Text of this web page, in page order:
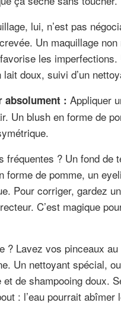
lui, n’est pas
Un maquillage
les
lait doux, suivi d’un
: Appliquer
Un blush en forme de
fréquentes ? Un fond de
forme de pomme, un
Pour corriger, gardez
C’est magique
? Lavez vos pinceaux
Un nettoyant spécial,
et de shampooing doux.
: l’eau pourrait abîmer